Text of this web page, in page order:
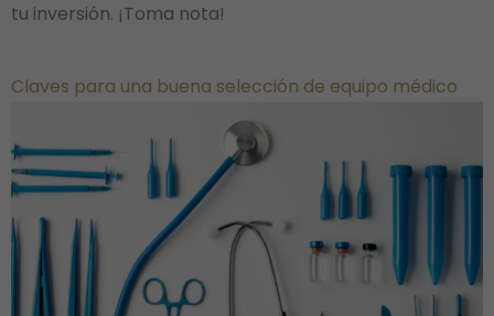
tu inversión. ¡Toma nota!
Claves para una buena selección de equipo médico